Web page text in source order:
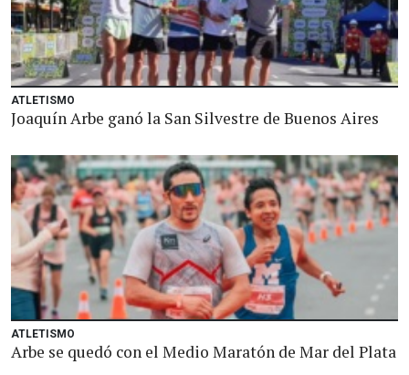
ATLETISMO
Joaquín Arbe ganó la San Silvestre de Buenos Aires
ATLETISMO
Arbe se quedó con el Medio Maratón de Mar del Plata